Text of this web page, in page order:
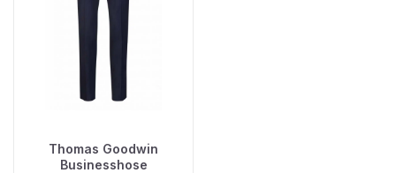
Thomas Goodwin
Businesshose